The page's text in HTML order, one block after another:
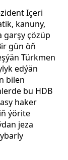
Içeri
kanuny,
garşy çözüp
gün öň
Türkmen
edýän
bilen
bu HDB
haker
ýörite
jeza